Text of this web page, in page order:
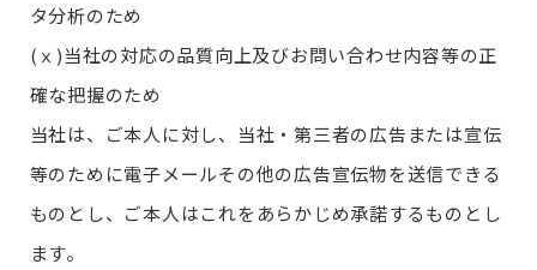
タ分析のため
(ⅹ)当社の対応の品質向上及びお問い合わせ内容等の正
確な把握のため
当社は、ご本人に対し、当社・第三者の広告または宣伝
等のために電子メールその他の広告宣伝物を送信できる
ものとし、ご本人はこれをあらかじめ承諾するものとし
ます。